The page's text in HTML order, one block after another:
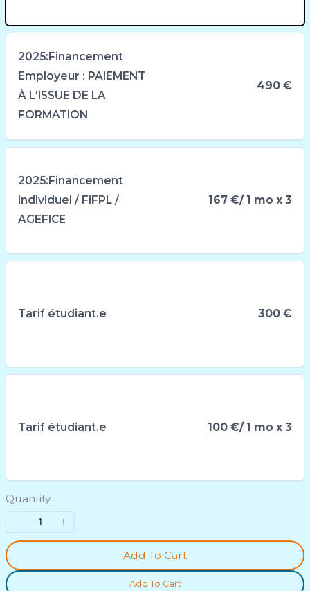
2025:Financement
Employeur : PAIEMENT
À L'ISSUE DE LA
FORMATION
490 €
2025:Financement
individuel / FIFPL /
AGEFICE
167 €/ 1 mo x 3
Tarif étudiant.e 300 €
Tarif étudiant.e 100 €/ 1 mo x 3
Quantity
Add To Cart
Add To Cart
Title
Your review